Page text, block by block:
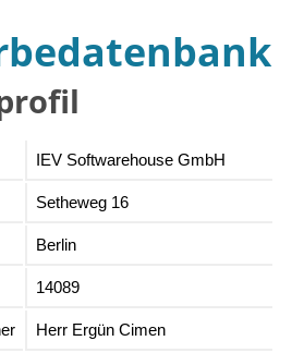
IEV Softwarehouse GmbH
Setheweg 16
Berlin
14089
Herr Ergün Cimen